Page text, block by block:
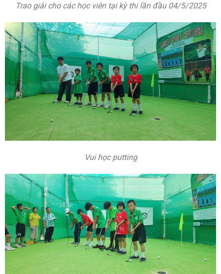
Trao giải cho các học viên tại kỳ thi lần đầu 04/5/2025
Vui học putting